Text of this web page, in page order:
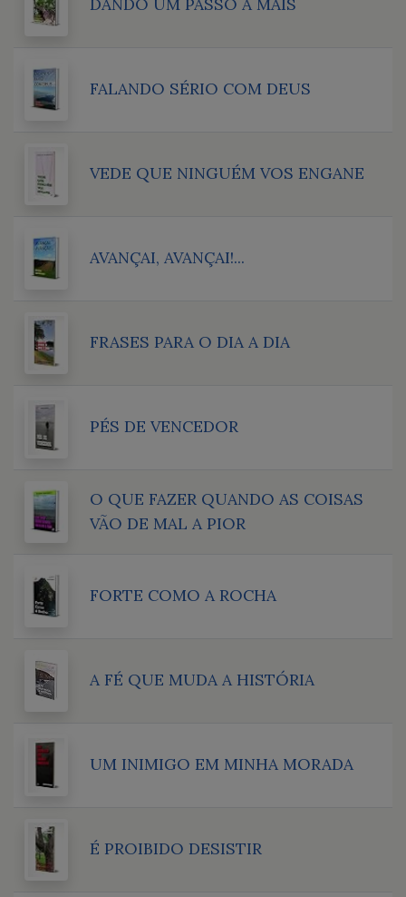
FALANDO SÉRIO COM DEUS
VEDE QUE NINGUÉM VOS ENGANE
AVANÇAI, AVANÇAI!...
FRASES PARA O DIA A DIA
PÉS DE VENCEDOR
O QUE FAZER QUANDO AS COISAS
VÃO DE MAL A PIOR
FORTE COMO A ROCHA
A FÉ QUE MUDA A HISTÓRIA
UM INIMIGO EM MINHA MORADA
É PROIBIDO DESISTIR